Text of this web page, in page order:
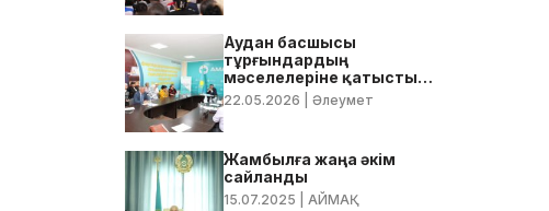
Аудан басшысы
тұрғындардың
мәселелеріне қатысты
нақты тапсырмалар берді
22.05.2026 | Әлеумет
Жамбылға жаңа әкім
сайланды
15.07.2025 | АЙМАҚ